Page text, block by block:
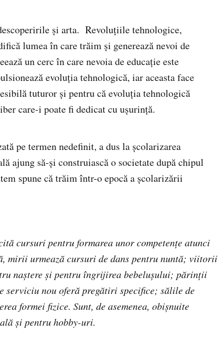
și arta. Revoluțiile tehnologice,
lumea în care trăim și generează nevoi de
un cerc în care nevoia de educație este
evoluția tehnologică, iar aceasta face
tuturor și pentru că evoluția tehnologică
care-i poate fi dedicat cu ușurință.
pe termen nedefinit, a dus la școlarizarea
ajung să-și construiască o societate după chipul
spune că trăim într-o epocă a școlarizării
cursuri pentru formarea unor competențe atunci
mirii urmează cursuri de dans pentru nuntă; viitorii
naștere și pentru îngrijirea bebelușului; părinții
serviciu nou oferă pregătiri specifice; sălile de
formei fizice. Sunt, de asemenea, obișnuite
și pentru hobby-uri.